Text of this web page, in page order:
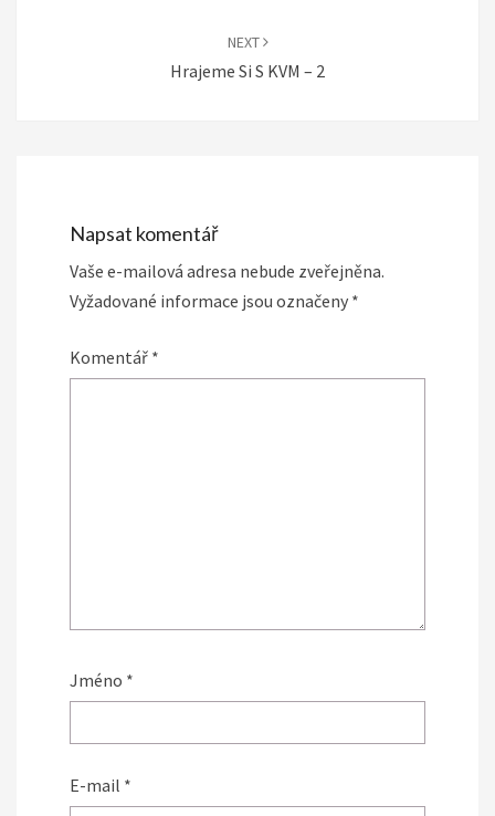
NEXT
Hrajeme Si S KVM – 2
Napsat komentář
Vaše e-mailová adresa nebude zveřejněna.
Vyžadované informace jsou označeny *
Komentář *
Jméno *
E-mail *